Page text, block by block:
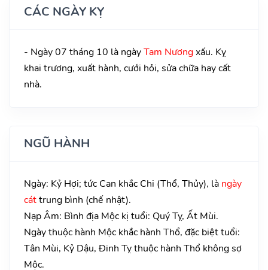
CÁC NGÀY KỴ
- Ngày 07 tháng 10 là ngàyTam Nươngxấu. Kỵ
khai trương, xuất hành, cưới hỏi, sửa chữa hay cất
nhà.
NGŨ HÀNH
Ngày: Kỷ Hợi; tức Can khắc Chi (Thổ, Thủy), là ngày
cáttrung bình (chế nhật).
Nạp Âm: Bình địa Mộc kị tuổi: Quý Tỵ, Ất Mùi.
Ngày thuộc hành Mộc khắc hành Thổ, đặc biệt tuổi:
Tân Mùi, Kỷ Dậu, Đinh Tỵ thuộc hành Thổ không sợ
Mộc.